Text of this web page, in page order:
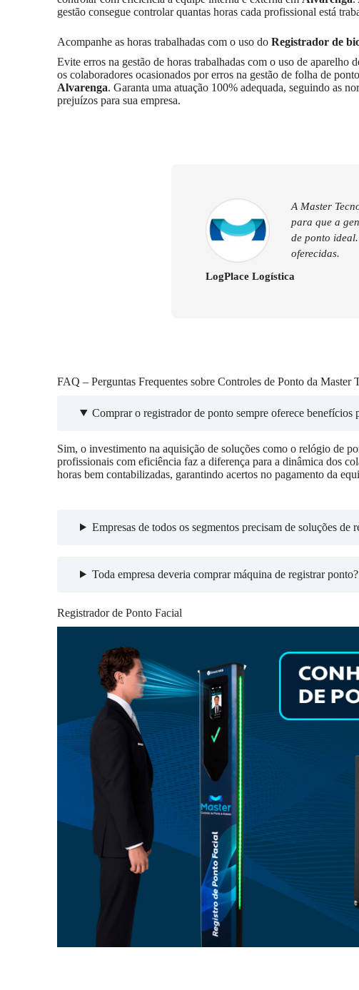
gestão consegue controlar quantas horas cada profissional está
Acompanhe as horas trabalhadas com o uso do Registrador de
Evite erros na gestão de horas trabalhadas com o uso de aparelho
os colaboradores ocasionados por erros na gestão de folha de
Alvarenga. Garanta uma atuação 100% adequada, seguindo as
prejuízos para sua empresa.
A Master
para que a
de ponto
oferecidas.
LogPlace Logística
FAQ – Perguntas Frequentes sobre Controles de Ponto da Master
Comprar o registrador de ponto sempre oferece benefícios
Sim, o investimento na aquisição de soluções como o relógio de
profissionais com eficiência faz a diferença para a dinâmica dos
horas bem contabilizadas, garantindo acertos no pagamento da
Empresas de todos os segmentos precisam de soluções de
Toda empresa deveria comprar máquina de registrar ponto?
Registrador de Ponto Facial